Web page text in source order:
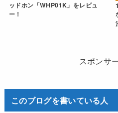
ッドホン「WHP01K」をレビュ
ー！
スポンサ
このブログを書いている人